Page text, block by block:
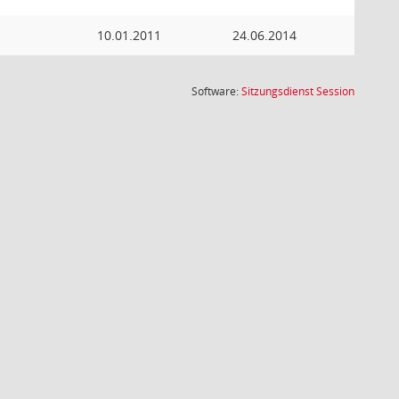
10.01.2011 24.06.2014
Software:SitzungsdienstSession(Wird in